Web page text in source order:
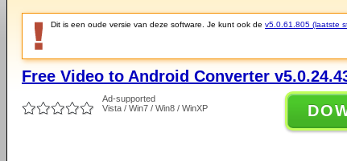
Dit is een oude versie van deze software. Je kunt ook de v5.0.61.805 (laatste
Free Video to Android Converter
Ad-supported
Vista / Win7 / Win8 / WinXP